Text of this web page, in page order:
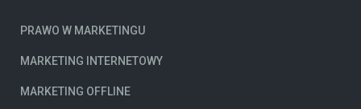
PRAWO W MARKETINGU
MARKETING INTERNETOWY
MARKETING OFFLINE